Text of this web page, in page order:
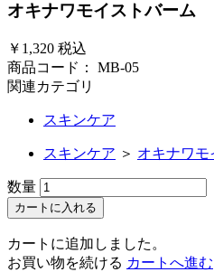
オキナワモイストバーム
￥1,320 税込
商品コード： MB-05
関連カテゴリ
スキンケア
スキンケア ＞ オキナワモ
数量
カートに入れる
カートに追加しました。
お買い物を続ける カートへ進む